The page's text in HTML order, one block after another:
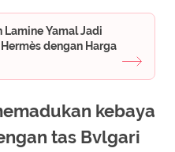
Lamine Yamal Jadi
dengan Harga
kebaya
tas Bvlgari